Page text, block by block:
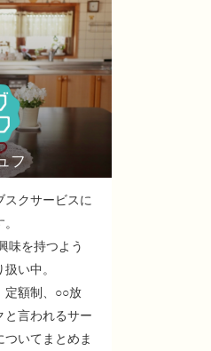
フ
スクサービスに
味を持つよう
い中。
定額制、○○放
と言われるサー
ついてまとめま